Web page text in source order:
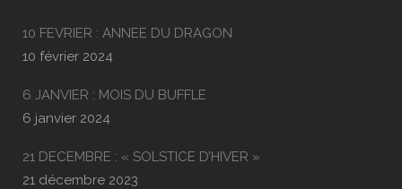
10 FEVRIER : ANNEE DU DRAGON
10 février 2024
6 JANVIER : MOIS DU BUFFLE
6 janvier 2024
21 DECEMBRE : « SOLSTICE D’HIVER »
21 décembre 2023